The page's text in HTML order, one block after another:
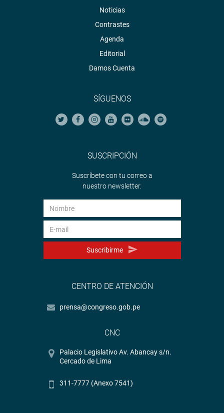
Noticias
Contrastes
Agenda
Editorial
Damos Cuenta
SÍGUENOS
SUSCRIPCIÓN
Suscríbete con tu correo a
nuestro newsletter.
Suscribirme
CENTRO DE ATENCIÓN
prensa@congreso.gob.pe
CNC
Palacio Legislativo Av. Abancay s/n.
Cercado de Lima
311-7777 (Anexo 7541)